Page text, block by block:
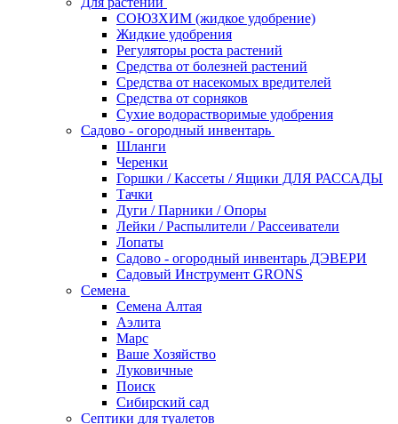
СОЮЗХИМ (жидкое удобрение)
Жидкие удобрения
Регуляторы роста растений
Средства от болезней растений
Средства от насекомых вредителей
Средства от сорняков
Сухие водорастворимые удобрения
Садово - огородный инвентарь
Шланги
Черенки
Горшки / Кассеты / Ящики ДЛЯ РАССАДЫ
Тачки
Дуги / Парники / Опоры
Лейки / Распылители / Рассеиватели
Лопаты
Садово - огородный инвентарь ДЭВЕРИ
Садовый Инструмент GRONS
Семена
Семена Алтая
Аэлита
Марс
Ваше Хозяйство
Луковичные
Поиск
Сибирский сад
Септики для туалетов